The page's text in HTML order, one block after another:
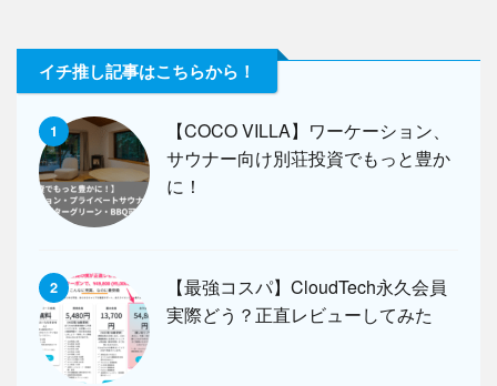
イチ推し記事はこちらから！
1
【COCO VILLA】ワーケーション、
サウナー向け別荘投資でもっと豊か
に！
2
【最強コスパ】CloudTech永久会員
実際どう？正直レビューしてみた